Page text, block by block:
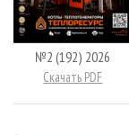
№2 (192) 2026
Скачать PDF